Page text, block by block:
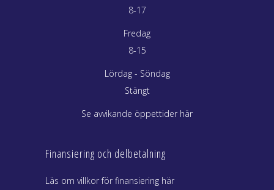
8-17
Fredag
8-15
Lördag - Söndag
Stängt
Se avvikande öppettider här
Finansiering och delbetalning
Läs om villkor för finansiering här